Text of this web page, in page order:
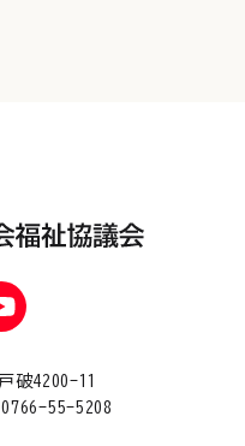
破4200-11
55-5208